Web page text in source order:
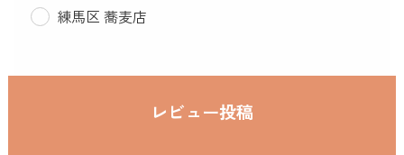
練馬区 蕎麦店
レビュー投稿